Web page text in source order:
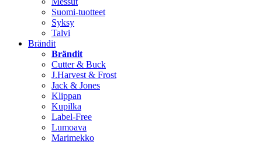
Suomi-tuotteet
Syksy
Talvi
Brändit
Brändit
Cutter & Buck
J.Harvest & Frost
Jack & Jones
Klippan
Kupilka
Label-Free
Lumoava
Marimekko